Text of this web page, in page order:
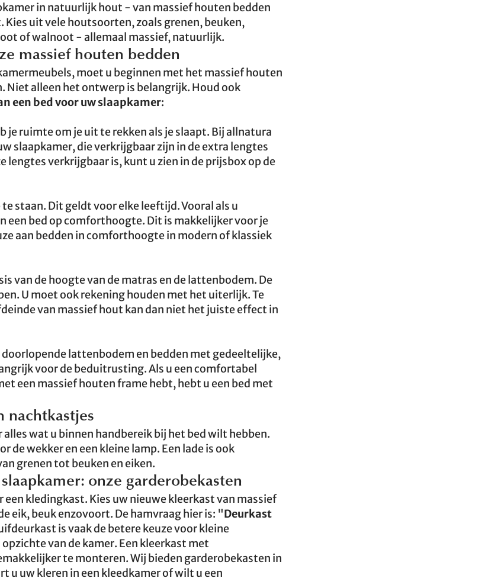
in natuurlijk hout - van massief houten bedden
uit vele houtsoorten, zoals grenen, beuken,
of walnoot - allemaal massief, natuurlijk.
massief houten bedden
moet u beginnen met het massief houten
Niet alleen het ontwerp is belangrijk. Houd ook
een bed voor uw slaapkamer:
je ruimte om je uit te rekken als je slaapt. Bij allnatura
slaapkamer, die verkrijgbaar zijn in de extra lengtes
lengtes verkrijgbaar is, kunt u zien in de prijsbox op de
staan. Dit geldt voor elke leeftijd. Vooral als u
een bed op comforthoogte. Dit is makkelijker voor je
aan bedden in comforthoogte in modern of klassiek
van de hoogte van de matras en de lattenbodem. De
U moet ook rekening houden met het uiterlijk. Te
van massief hout kan dan niet het juiste effect in
lattenbodem en bedden met gedeeltelijke,
voor de beduitrusting. Als u een comfortabel
een massief houten frame hebt, hebt u een bed met
nachtkastjes
wat u binnen handbereik bij het bed wilt hebben.
wekker en een kleine lamp. Een lade is ook
grenen tot beuken en eiken.
onze garderobekasten
kledingkast. Kies uw nieuwe kleerkast van massief
eik, beuk enzovoort. De hamvraag hier is: "Deurkast
is vaak de betere keuze voor kleine
van de kamer. Een kleerkast met
te monteren. Wij bieden garderobekasten in
u uw kleren in een kleedkamer of wilt u een